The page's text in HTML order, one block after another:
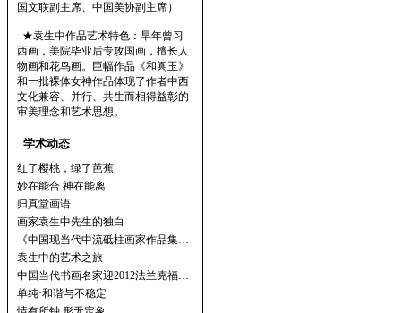
国文联副主席、中国美协副主席）
★袁生中作品艺术特色：早年曾习
西画，美院毕业后专攻国画，擅长人
物画和花鸟画。巨幅作品《和阗玉》
和一批裸体女神作品体现了作者中西
文化兼容、并行、共生而相得益彰的
审美理念和艺术思想。
学术动态
红了樱桃，绿了芭蕉
妙在能合 神在能离
归真堂画语
画家袁生中先生的独白
《中国现当代中流砥柱画家作品集…
袁生中的艺术之旅
中国当代书画名家迎2012法兰克福…
单纯·和谐与不稳定